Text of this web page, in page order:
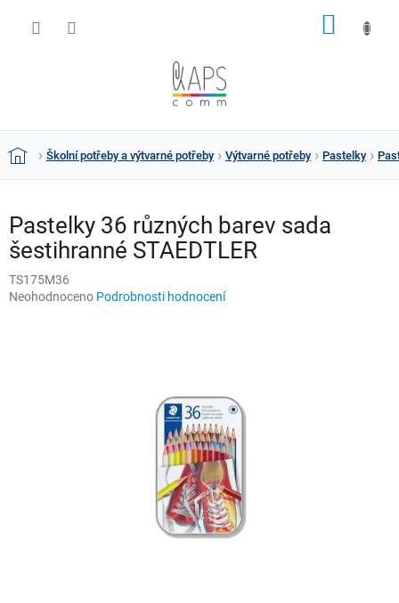
DomůŠkolní potřeby a výtvarné potřeby Výtvarné potřeby Pastelky
Pastelky 36 různých barev sada
šestihranné STAEDTLER
TS175M36
Průměrné
Neohodnoceno Podrobnosti hodnocení